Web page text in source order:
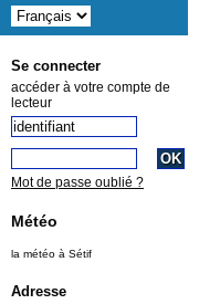
Se connecter
accéder à votre compte de
lecteur
Mot de passe oublié ?
Météo
la météo à Sétif
Adresse